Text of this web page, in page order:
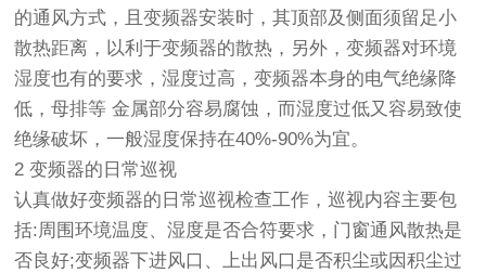
的通风方式，且变频器安装时，其顶部及侧面须留足小
散热距离，以利于变频器的散热，另外，变频器对环境
湿度也有的要求，湿度过高，变频器本身的电气绝缘降
低，母排等 金属部分容易腐蚀，而湿度过低又容易致使
绝缘破坏，一般湿度保持在40%-90%为宜。
2 变频器的日常巡视
认真做好变频器的日常巡视检查工作，巡视内容主要包
括:周围环境温度、湿度是否合符要求，门窗通风散热是
否良好;变频器下进风口、上出风口是否积尘或因积尘过